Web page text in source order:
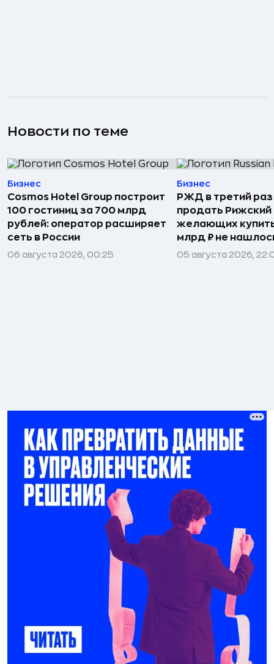
Новости по теме
Бизнес
Cosmos Hotel Group построит
100 гостиниц за 700 млрд
рублей: оператор расширяет
сеть в России
06 августа 2026, 00:25
Бизнес
РЖД в третий
продать Рижский
желающих
млрд ₽ не
05 августа 2026,